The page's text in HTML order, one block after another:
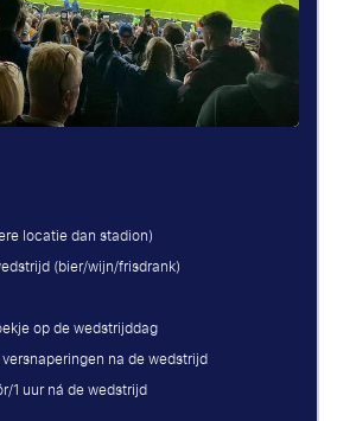
locatie dan stadion)
(bier/wijn/frisdrank)
op de wedstrijddag
na de wedstrijd
1 uur ná de wedstrijd